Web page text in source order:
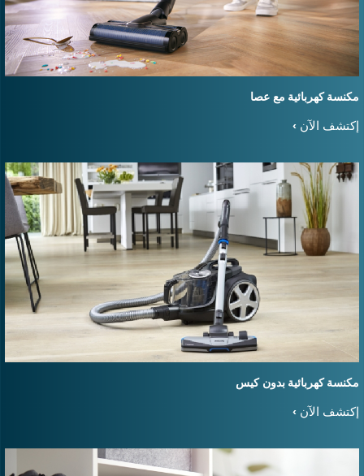
كهربائية مع عصا
الآن
كهربائية بدون كيس
الآن